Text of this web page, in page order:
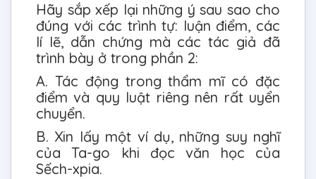
Hãy sắp xếp lại những ý sau sao cho
đúng với các trình tự: luận điểm, các
lí lẽ, dẫn chứng mà các tác giả đã
trình bày ở trong phần 2:
A. Tác động trong thẩm mĩ có đặc
điểm và quy luật riêng nên rất uyển
chuyển.
B. Xin lấy một ví dụ, những suy nghĩ
của Ta-go khi đọc văn học của
Sếch-xpia.